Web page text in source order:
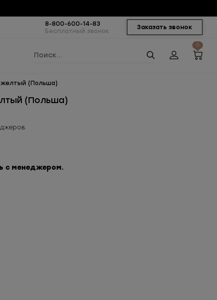
Заказать звонок
8-800-600-14-83
Бесплатный звонок
0
желтый (Польша)
(Польша)
с менеджером.